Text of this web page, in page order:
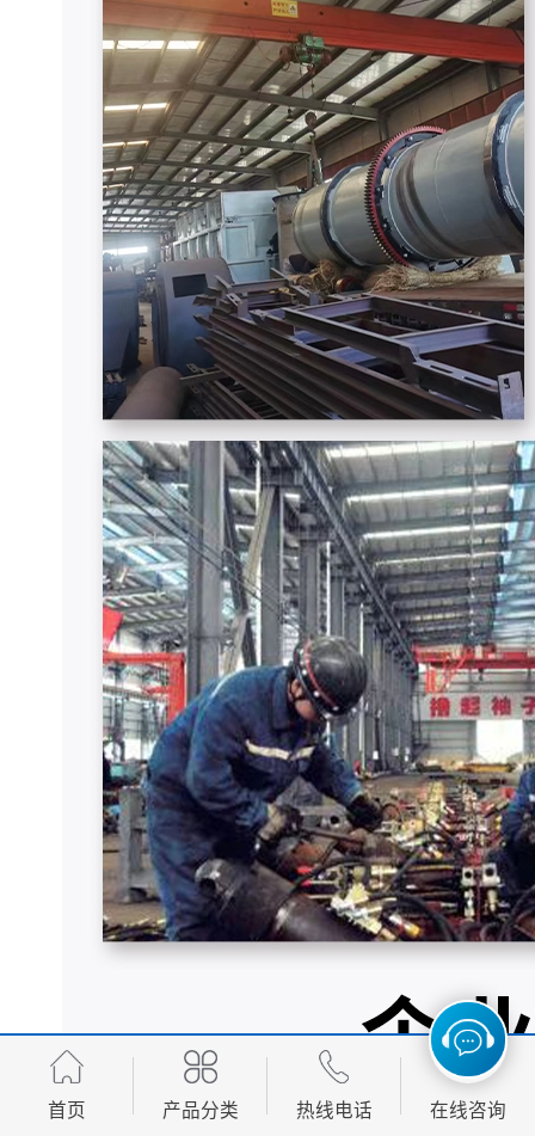
首页 产品分类 热线电话 在线咨询